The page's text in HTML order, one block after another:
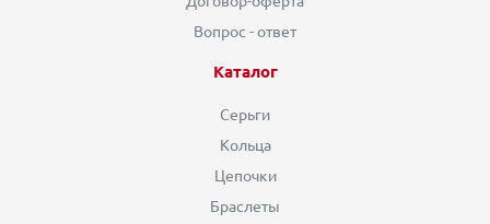
Вопрос - ответ
Каталог
Серьги
Кольца
Цепочки
Браслеты